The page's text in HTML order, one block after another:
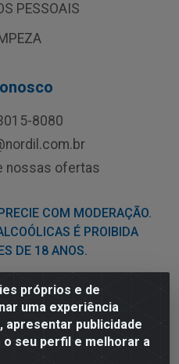
próprios e de
uma experiência
apresentar publicidade
seu perfil e melhorar a
PESSOAIS
8080
nossas ofertas
COM MODERAÇÃO.
É PROIBIDA
DE 18 ANOS.
Liberdade, 2738, Bloco F -
58.111-400 - CNPJ
0001-41